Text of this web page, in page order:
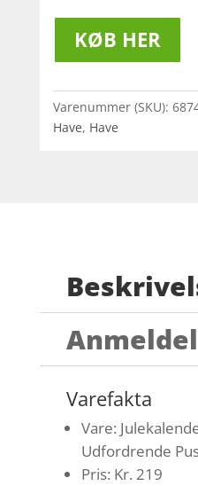
KØB HER
Varenummer (SKU):
Have, Have
Varefakta
Vare:
Udfordrende
Pris: Kr. 219